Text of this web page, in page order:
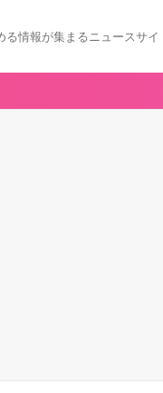
情報が集まるニュースサイ